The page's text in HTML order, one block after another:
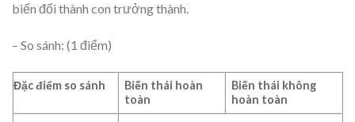
biến đổi thành con trưởng thành.
– So sánh: (1 điểm)
Đặc điểm so sánh
Biến thái hoàn
toàn
Biến thái không
hoàn toàn